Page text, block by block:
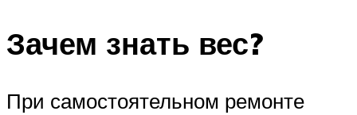
Зачем знать вес?
При самостоятельном ремонте